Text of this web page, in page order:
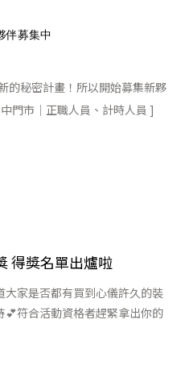
伴募集中
的秘密計畫！ 所以開始募集新夥
門市｜正職人員、計時人員 ]
得獎名單出爐啦
大家是否都有買到心儀許久的裝
💕符合活動資格者趕緊拿出你的